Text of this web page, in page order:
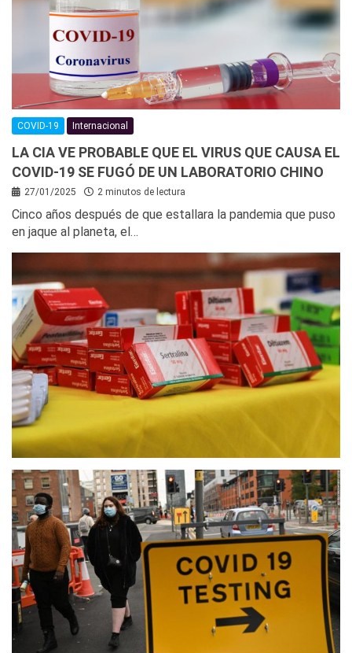
COVID-19 Internacional
LA CIA VE PROBABLE QUE EL VIRUS QUE CAUSA EL
COVID-19 SE FUGÓ DE UN LABORATORIO CHINO
27/01/2025 2 minutos de lectura
Cinco años después de que estallara la pandemia que puso
en jaque al planeta, el…